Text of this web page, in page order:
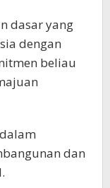
dasar yang
dengan
beliau
dan